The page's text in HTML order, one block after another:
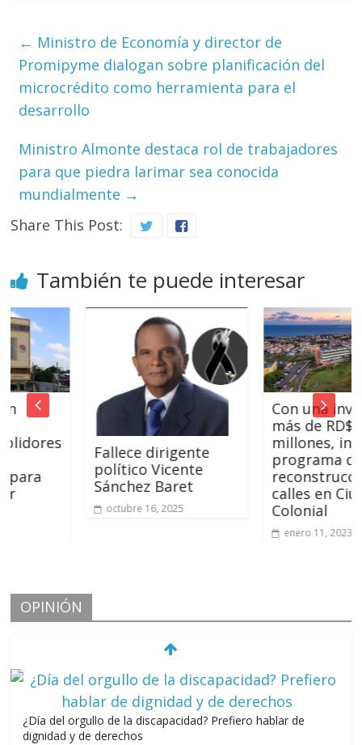
← Ministro de Economía y director de
Promipyme dialogan sobre planificación del
microcrédito como herramienta para el
desarrollo
Ministro Almonte destaca rol de trabajadores
para que piedra larimar sea conocida
mundialmente →
Share This Post:
También te puede interesar
Fallece dirigente
político Vicente
Sánchez Baret
octubre 16, 2025
Con una
más de RD$ 109
millones, inician
programa de
reconstrucción
calles en Ciudad
Colonial
enero 11, 2023
OPINIÓN
¿Día del orgullo de la discapacidad? Prefiero hablar de
dignidad y de derechos